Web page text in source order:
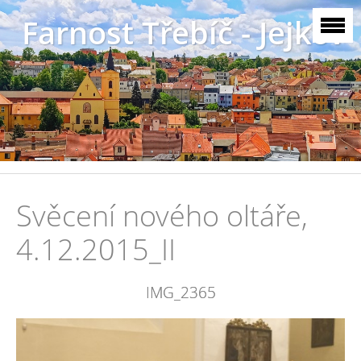
Farnost Třebíč - Jejkov
Svěcení nového oltáře,
4.12.2015_II
IMG_2365